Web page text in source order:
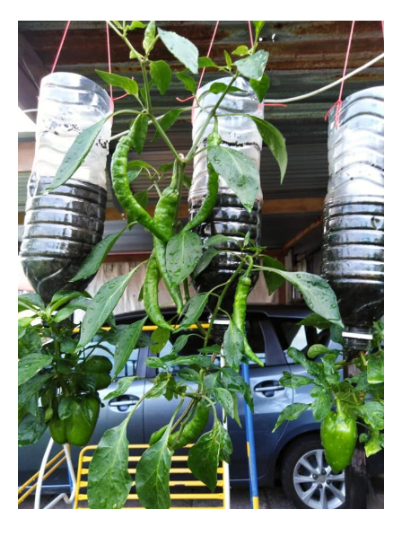
Video
Beli Di Mana
Buat Sendiri
Ilham Impiana
Ilham Impiana 360
Ilham Impiana Inspirasi Selebriti
Impiana TV
Casa Impiana
Impiana MakeOver
Lahar Dekor
Sembang Dekor
Sembang Laman
Tip Impiana
Tip Laman
Hub Ideaktiv